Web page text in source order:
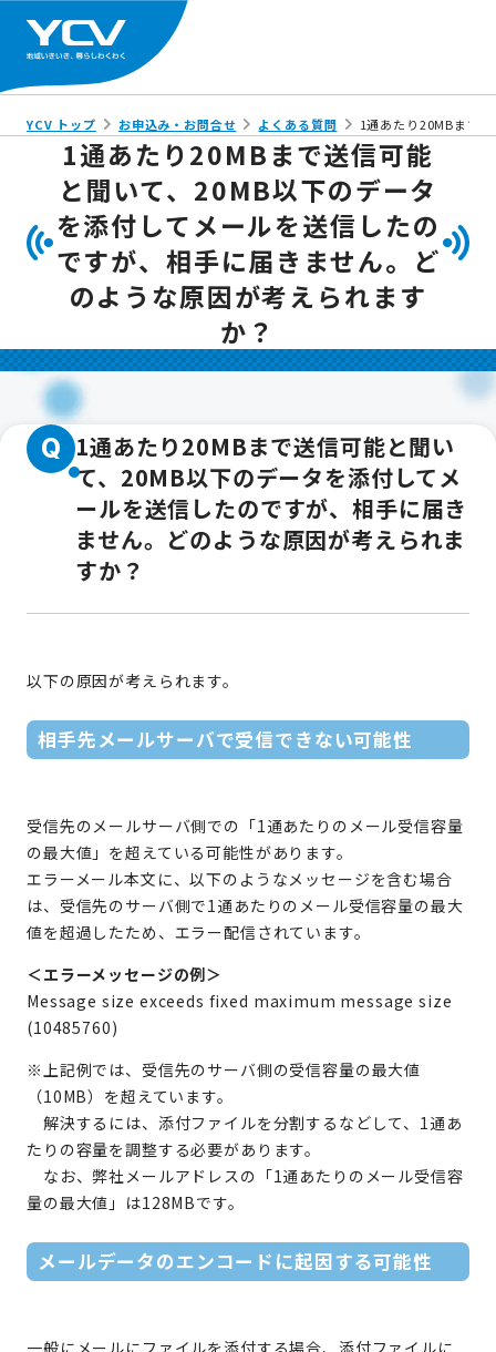
YCV トップ お申込み・お問合せ よくある質問 1通あたり20MBまで
1通あたり20MBまで送信可能
と聞いて、20MB以下のデータ
を添付してメールを送信したの
ですが、相手に届きません。ど
のような原因が考えられます
か？
Q 1通あたり20MBまで送信可能と聞い
て、20MB以下のデータを添付してメ
ールを送信したのですが、相手に届き
ません。どのような原因が考えられま
すか？
以下の原因が考えられます。
相手先メールサーバで受信できない可能性
受信先のメールサーバ側での「1通あたりのメール受信容量
の最大値」を超えている可能性があります。
エラーメール本文に、以下のようなメッセージを含む場合
は、受信先のサーバ側で1通あたりのメール受信容量の最大
値を超過したため、エラー配信されています。
＜エラーメッセージの例＞
Message size exceeds fixed maximum message size
(10485760)
※上記例では、受信先のサーバ側の受信容量の最大値
（10MB）を超えています。
解決するには、添付ファイルを分割するなどして、1通あ
たりの容量を調整する必要があります。
なお、弊社メールアドレスの「1通あたりのメール受信容
量の最大値」は128MBです。
メールデータのエンコードに起因する可能性
一般にメールにファイルを添付する場合、添付ファイルに